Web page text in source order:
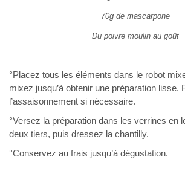
70g de mascarpone
Du poivre moulin au goût
°Placez tous les éléments dans le robot
mixez jusqu’à obtenir une préparation lisse.
l’assaisonnement si nécessaire.
°Versez la préparation dans les verrines en
deux tiers, puis dressez la chantilly.
°Conservez au frais jusqu’à dégustation.